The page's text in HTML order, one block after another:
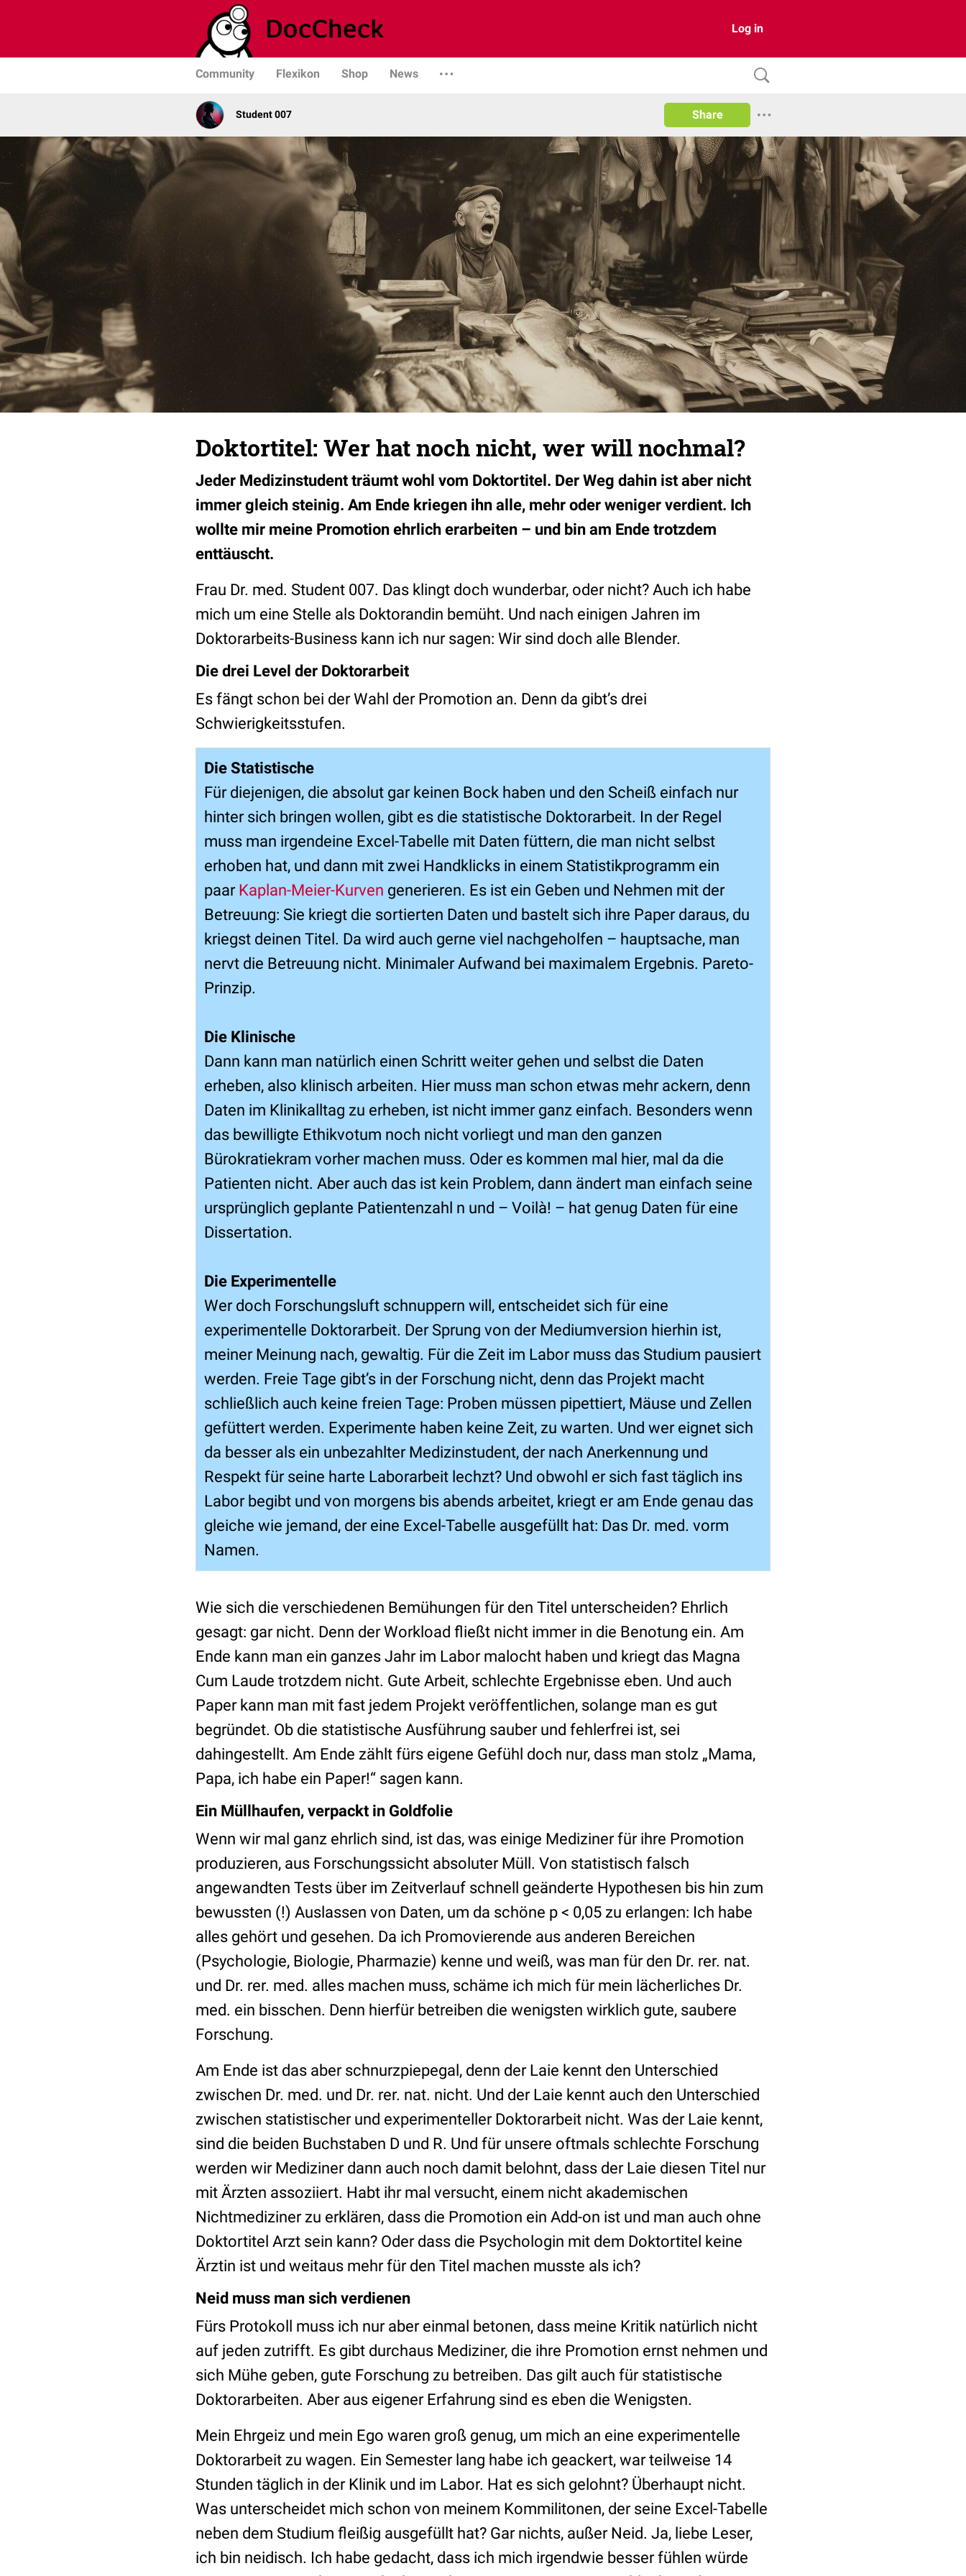
Log in
Community Flexikon Shop News
Student 007 Share
Doktortitel: Wer hat noch nicht, wer will nochmal?
Jeder Medizinstudent träumt wohl vom Doktortitel. Der Weg dahin ist aber nicht
immer gleich steinig. Am Ende kriegen ihn alle, mehr oder weniger verdient. Ich
wollte mir meine Promotion ehrlich erarbeiten – und bin am Ende trotzdem
enttäuscht.
Frau Dr. med. Student 007. Das klingt doch wunderbar, oder nicht? Auch ich habe
mich um eine Stelle als Doktorandin bemüht. Und nach einigen Jahren im
Doktorarbeits-Business kann ich nur sagen: Wir sind doch alle Blender.
Die drei Level der Doktorarbeit
Es fängt schon bei der Wahl der Promotion an. Denn da gibt’s drei
Schwierigkeitsstufen.
Die Statistische
Für diejenigen, die absolut gar keinen Bock haben und den Scheiß einfach nur
hinter sich bringen wollen, gibt es die statistische Doktorarbeit. In der Regel
muss man irgendeine Excel-Tabelle mit Daten füttern, die man nicht selbst
erhoben hat, und dann mit zwei Handklicks in einem Statistikprogramm ein
paar Kaplan-Meier-Kurven generieren. Es ist ein Geben und Nehmen mit der
Betreuung: Sie kriegt die sortierten Daten und bastelt sich ihre Paper daraus, du
kriegst deinen Titel. Da wird auch gerne viel nachgeholfen – hauptsache, man
nervt die Betreuung nicht. Minimaler Aufwand bei maximalem Ergebnis. Pareto-
Prinzip.
Die Klinische
Dann kann man natürlich einen Schritt weiter gehen und selbst die Daten
erheben, also klinisch arbeiten. Hier muss man schon etwas mehr ackern, denn
Daten im Klinikalltag zu erheben, ist nicht immer ganz einfach. Besonders wenn
das bewilligte Ethikvotum noch nicht vorliegt und man den ganzen
Bürokratiekram vorher machen muss. Oder es kommen mal hier, mal da die
Patienten nicht. Aber auch das ist kein Problem, dann ändert man einfach seine
ursprünglich geplante Patientenzahl n und – Voilà! – hat genug Daten für eine
Dissertation.
Die Experimentelle
Wer doch Forschungsluft schnuppern will, entscheidet sich für eine
experimentelle Doktorarbeit. Der Sprung von der Mediumversion hierhin ist,
meiner Meinung nach, gewaltig. Für die Zeit im Labor muss das Studium pausiert
werden. Freie Tage gibt’s in der Forschung nicht, denn das Projekt macht
schließlich auch keine freien Tage: Proben müssen pipettiert, Mäuse und Zellen
gefüttert werden. Experimente haben keine Zeit, zu warten. Und wer eignet sich
da besser als ein unbezahlter Medizinstudent, der nach Anerkennung und
Respekt für seine harte Laborarbeit lechzt? Und obwohl er sich fast täglich ins
Labor begibt und von morgens bis abends arbeitet, kriegt er am Ende genau das
gleiche wie jemand, der eine Excel-Tabelle ausgefüllt hat: Das Dr. med. vorm
Namen.
Wie sich die verschiedenen Bemühungen für den Titel unterscheiden? Ehrlich
gesagt: gar nicht. Denn der Workload fließt nicht immer in die Benotung ein. Am
Ende kann man ein ganzes Jahr im Labor malocht haben und kriegt das Magna
Cum Laude trotzdem nicht. Gute Arbeit, schlechte Ergebnisse eben. Und auch
Paper kann man mit fast jedem Projekt veröffentlichen, solange man es gut
begründet. Ob die statistische Ausführung sauber und fehlerfrei ist, sei
dahingestellt. Am Ende zählt fürs eigene Gefühl doch nur, dass man stolz „Mama,
Papa, ich habe ein Paper!“ sagen kann.
Ein Müllhaufen, verpackt in Goldfolie
Wenn wir mal ganz ehrlich sind, ist das, was einige Mediziner für ihre Promotion
produzieren, aus Forschungssicht absoluter Müll. Von statistisch falsch
angewandten Tests über im Zeitverlauf schnell geänderte Hypothesen bis hin zum
bewussten (!) Auslassen von Daten, um da schöne p < 0,05 zu erlangen: Ich habe
alles gehört und gesehen. Da ich Promovierende aus anderen Bereichen
(Psychologie, Biologie, Pharmazie) kenne und weiß, was man für den Dr. rer. nat.
und Dr. rer. med. alles machen muss, schäme ich mich für mein lächerliches Dr.
med. ein bisschen. Denn hierfür betreiben die wenigsten wirklich gute, saubere
Forschung.
Am Ende ist das aber schnurzpiepegal, denn der Laie kennt den Unterschied
zwischen Dr. med. und Dr. rer. nat. nicht. Und der Laie kennt auch den Unterschied
zwischen statistischer und experimenteller Doktorarbeit nicht. Was der Laie kennt,
sind die beiden Buchstaben D und R. Und für unsere oftmals schlechte Forschung
werden wir Mediziner dann auch noch damit belohnt, dass der Laie diesen Titel nur
mit Ärzten assoziiert. Habt ihr mal versucht, einem nicht akademischen
Nichtmediziner zu erklären, dass die Promotion ein Add-on ist und man auch ohne
Doktortitel Arzt sein kann? Oder dass die Psychologin mit dem Doktortitel keine
Ärztin ist und weitaus mehr für den Titel machen musste als ich?
Neid muss man sich verdienen
Fürs Protokoll muss ich nur aber einmal betonen, dass meine Kritik natürlich nicht
auf jeden zutrifft. Es gibt durchaus Mediziner, die ihre Promotion ernst nehmen und
sich Mühe geben, gute Forschung zu betreiben. Das gilt auch für statistische
Doktorarbeiten. Aber aus eigener Erfahrung sind es eben die Wenigsten.
Mein Ehrgeiz und mein Ego waren groß genug, um mich an eine experimentelle
Doktorarbeit zu wagen. Ein Semester lang habe ich geackert, war teilweise 14
Stunden täglich in der Klinik und im Labor. Hat es sich gelohnt? Überhaupt nicht.
Was unterscheidet mich schon von meinem Kommilitonen, der seine Excel-Tabelle
neben dem Studium fleißig ausgefüllt hat? Gar nichts, außer Neid. Ja, liebe Leser,
ich bin neidisch. Ich habe gedacht, dass ich mich irgendwie besser fühlen würde